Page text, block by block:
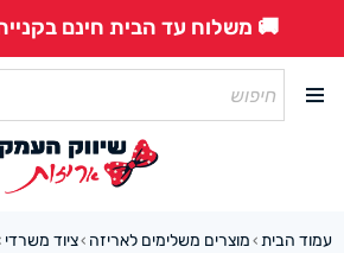
🚚 משלוח עד הבית חינם בקנייה
עמוד הבית › מוצרים משלימים לאריזה ›ציוד משרדי